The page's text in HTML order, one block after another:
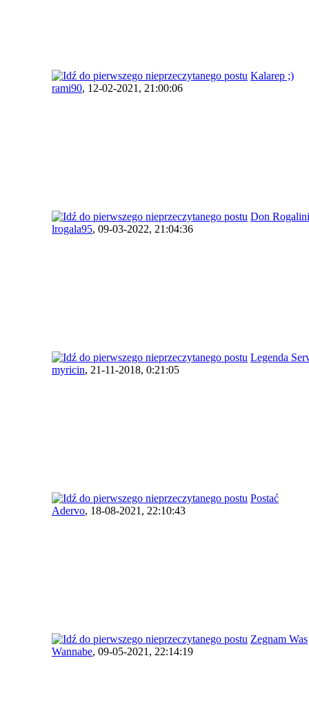
Kalarep ;)
rami90, 12-02-2021, 21:00:06
Don
lrogala95, 09-03-2022, 21:04:36
Legenda
myricin, 21-11-2018, 0:21:05
Postać
Adervo, 18-08-2021, 22:10:43
Zegnam Was
Wannabe, 09-05-2021, 22:14:19